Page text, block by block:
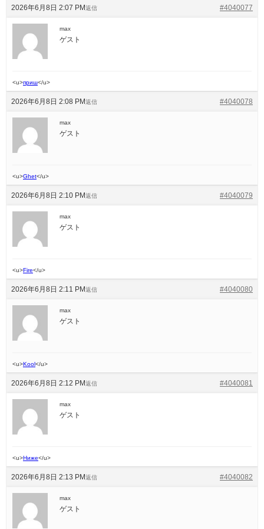
2026年6月8日 2:07 PM #4040077
返信
max
ゲスト
<u>приш</u>
2026年6月8日 2:08 PM #4040078
返信
max
ゲスト
<u>Ghet</u>
2026年6月8日 2:10 PM #4040079
返信
max
ゲスト
<u>Fire</u>
2026年6月8日 2:11 PM #4040080
返信
max
ゲスト
<u>Kool </u>
2026年6月8日 2:12 PM #4040081
返信
max
ゲスト
<u>Ниже</u>
2026年6月8日 2:13 PM #4040082
返信
max
ゲスト